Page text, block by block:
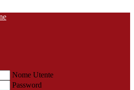
Nome Utente
Password